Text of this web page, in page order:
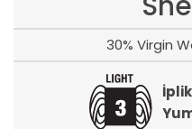
30% Virgin